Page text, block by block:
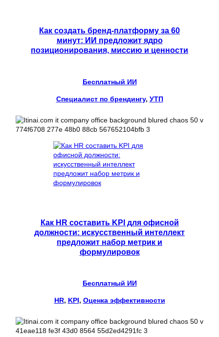
Как создать бренд-платформу за 60
минут: ИИ предложит ядро
позиционирования, миссию и ценности
Бесплатный ИИ
Специалист по брендингу, УТП
Как HR составить KPI для офисной
должности: искусственный интеллект
предложит набор метрик и
формулировок
Бесплатный ИИ
HR, KPI, Оценка эффективности